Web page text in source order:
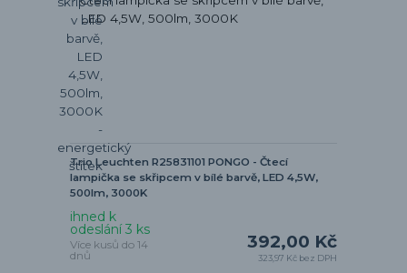
Trio Leuchten R25831101 PONGO - Čtecí
lampička se skřipcem v bílé barvě, LED 4,5W,
500lm, 3000K
392,00 Kč
323,97 Kč bez DPH
ihned k
odeslání 3 ks
Více kusů do 14
dnů